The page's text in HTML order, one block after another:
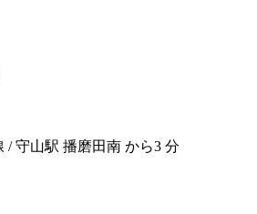
/ 守山駅 播磨田南 から3 分